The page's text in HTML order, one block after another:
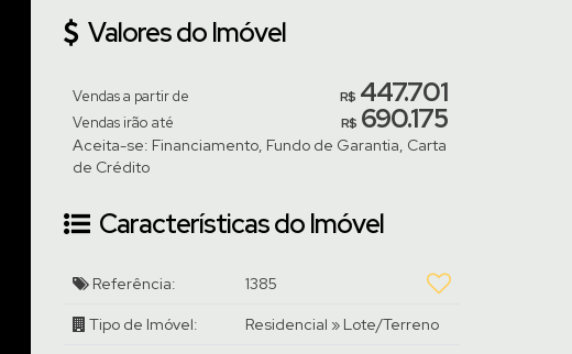
Valores do Imóvel
R$ 447.701
Vendas a partir de
R$ 690.175
Vendas irão até
Aceita-se: Financiamento, Fundo de Garantia, Carta
de Crédito
Características do Imóvel
Referência: 1385
Tipo de Imóvel: Residencial » Lote/Terreno